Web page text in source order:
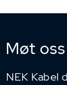
Møt oss
NEK Kabel